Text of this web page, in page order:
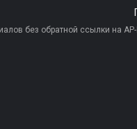
без обратной ссылки на